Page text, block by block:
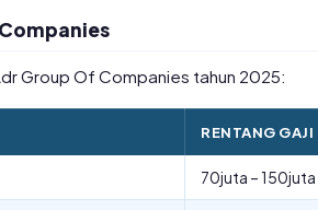
Group Of Companies tahun 2025:
RENTANG GAJI
70juta – 150juta